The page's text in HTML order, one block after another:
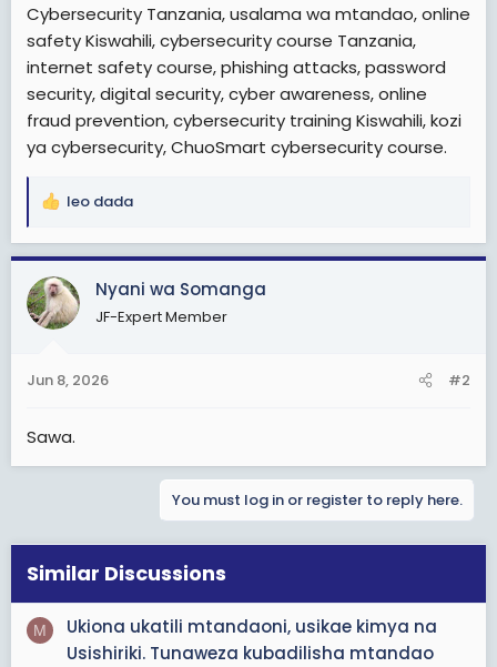
Cybersecurity Tanzania, usalama wa mtandao, online
safety Kiswahili, cybersecurity course Tanzania,
internet safety course, phishing attacks, password
security, digital security, cyber awareness, online
fraud prevention, cybersecurity training Kiswahili, kozi
ya cybersecurity, ChuoSmart cybersecurity course.
R
a
c
t
i
s
leo dada
Nyani wa Somanga
JF-Expert Member
Jun 8, 2026 #2
Sawa.
You must log in or register to reply here.
Similar Discussions
M
Ukiona ukatili mtandaoni, usikae kimya na
Usishiriki. Tunaweza kubadilisha mtandao